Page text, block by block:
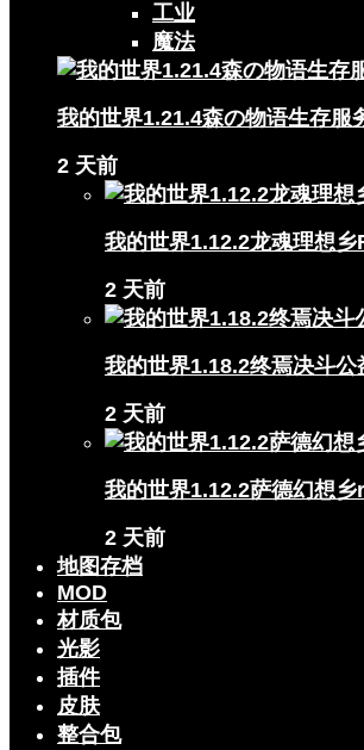
工业
魔法
我的世界1.21.4森の物语生存服
2 天前
我的世界1.12.2龙魂理想乡
2 天前
我的世界1.18.2终焉决斗公
2 天前
我的世界1.12.2萨德幻想
2 天前
地图存档
MOD
材质包
光影
插件
皮肤
整合包